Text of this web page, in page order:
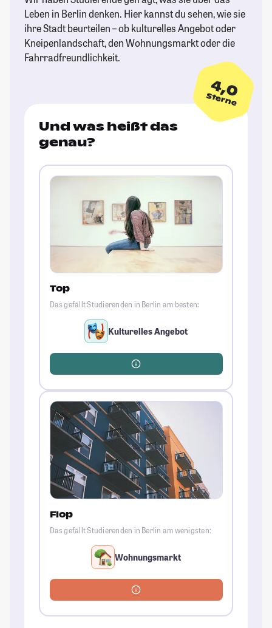
Leben in Berlin denken. Hier kannst du sehen, wie sie
ihre Stadt beurteilen – ob kulturelles Angebot oder
Kneipenlandschaft, den Wohnungsmarkt oder die
Fahrradfreundlichkeit.
4,0
Sterne
Und was heißt das
genau?
Top
Das gefällt Studierenden in Berlin am besten:
Kulturelles Angebot
Flop
Das gefällt Studierenden in Berlin am wenigsten:
Wohnungsmarkt